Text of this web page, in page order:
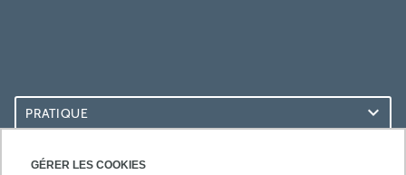
GÉRER LES COOKIES
PRATIQUE
ACCÈS RAPIDES